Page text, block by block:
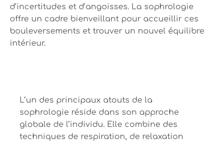
d’incertitudes et d’angoisses. La sophrologie
offre un cadre bienveillant pour accueillir ces
bouleversements et trouver un nouvel équilibre
intérieur.
L’un des principaux atouts de la
sophrologie réside dans son approche
globale de l’individu. Elle combine des
techniques de respiration, de relaxation